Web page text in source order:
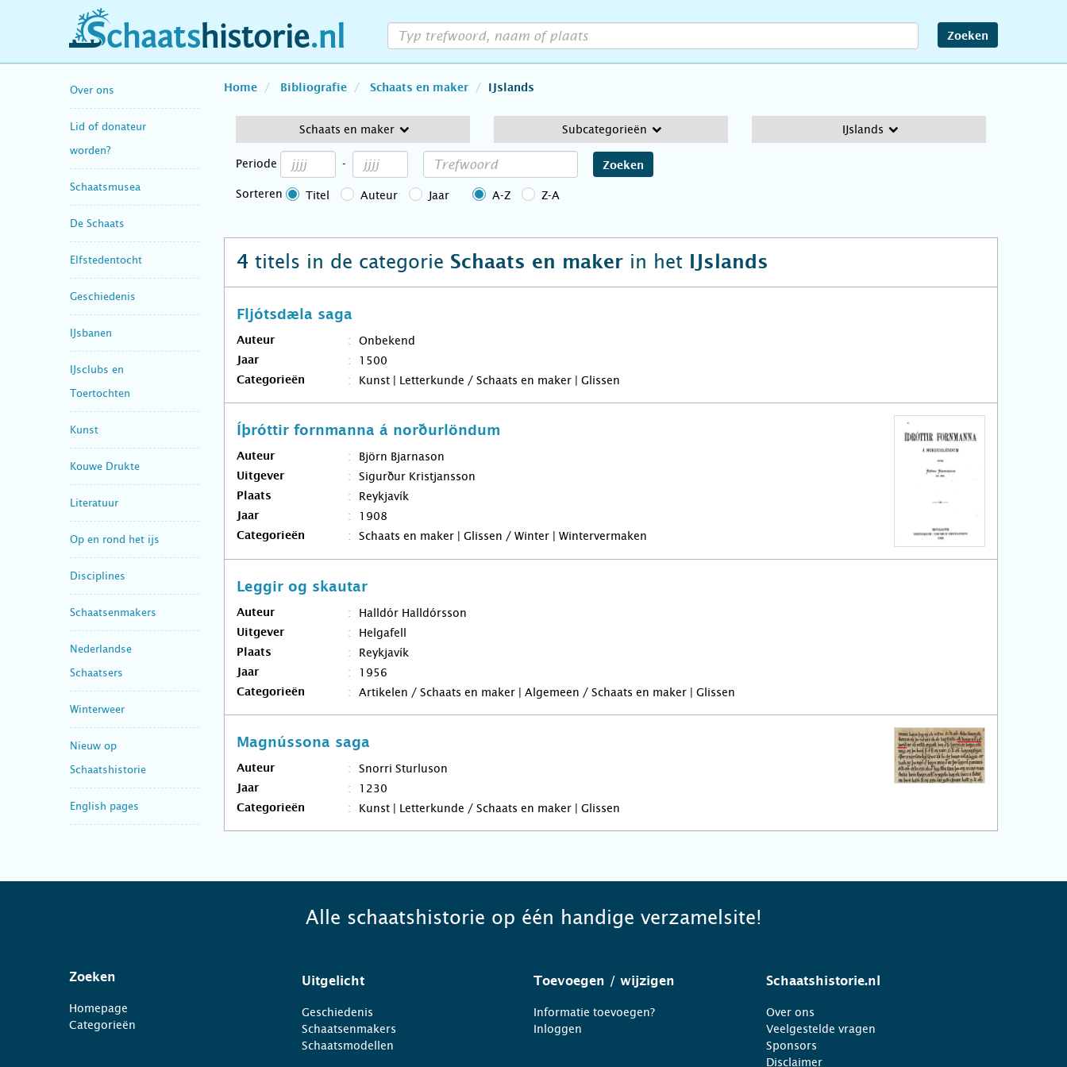
schaatshistorie.nl Zoeken
Over ons
Lid of donateur
worden?
Schaatsmusea
De Schaats
Elfstedentocht
Geschiedenis
IJsbanen
IJsclubs en
Toertochten
Kunst
Kouwe Drukte
Literatuur
Op en rond het ijs
Disciplines
Schaatsenmakers
Nederlandse
Schaatsers
Winterweer
Nieuw op
Schaatshistorie
English pages
Home Bibliografie Schaats en maker IJslands
Schaats en maker Subcategorieën IJslands
Periode - Zoeken
Sorteren Titel Auteur Jaar A-Z Z-A
4 titels in de categorie Schaats en maker in het IJslands
Fljótsdæla saga
Auteur Onbekend
Jaar 1500
Categorieën Kunst | Letterkunde / Schaats en maker | Glissen
Íþróttir fornmanna á norðurlöndum
Auteur Björn Bjarnason
Uitgever Sigurður Kristjansson
Plaats Reykjavík
Jaar 1908
Categorieën Schaats en maker | Glissen / Winter | Wintervermaken
Leggir og skautar
Auteur Halldór Halldórsson
Uitgever Helgafell
Plaats Reykjavík
Jaar 1956
Categorieën Artikelen / Schaats en maker | Algemeen / Schaats en maker | Glissen
Magnússona saga
Auteur Snorri Sturluson
Jaar 1230
Categorieën Kunst | Letterkunde / Schaats en maker | Glissen
Alle schaatshistorie op één handige verzamelsite!
Zoeken
Homepage
Categorieën
Uitgelicht
Geschiedenis
Schaatsenmakers
Schaatsmodellen
Toevoegen / wijzigen
Informatie toevoegen?
Inloggen
Schaatshistorie.nl
Over ons
Veelgestelde vragen
Sponsors
Disclaimer